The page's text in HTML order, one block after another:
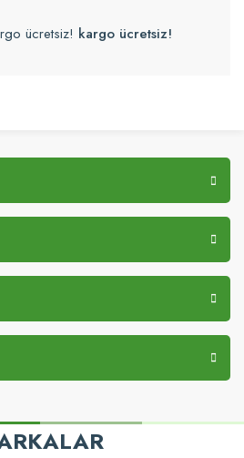
ücretsiz! kargo ücretsiz!